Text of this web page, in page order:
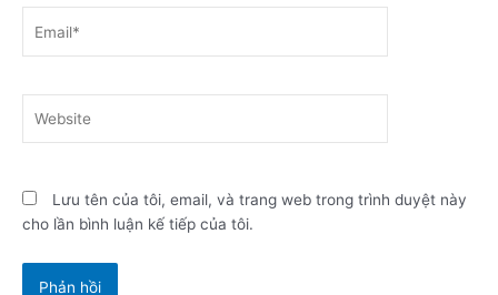
Lưu tên của tôi, email, và trang web trong trình duyệt này
cho lần bình luận kế tiếp của tôi.